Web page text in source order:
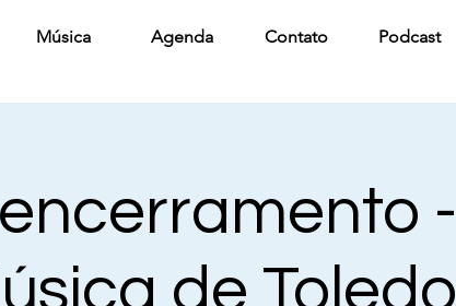
Música Agenda Contato Podcast
-
de Toledo